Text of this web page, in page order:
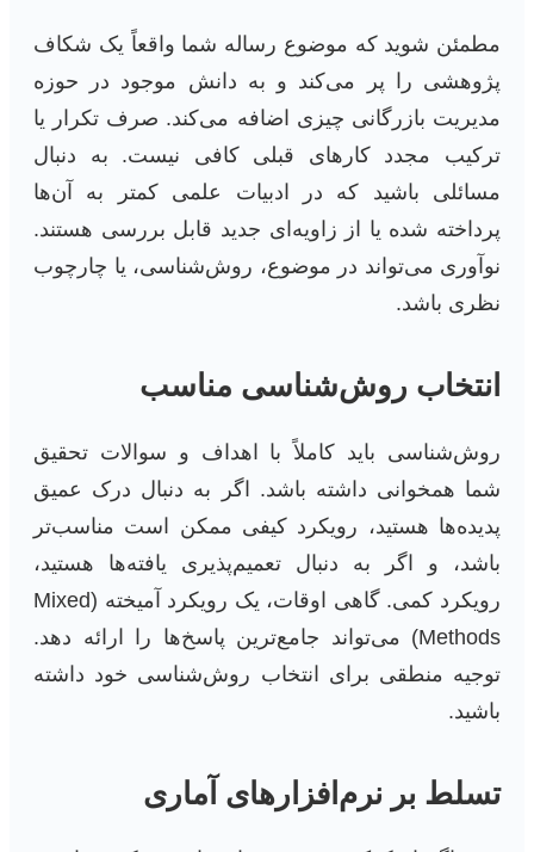
مطمئن شوید که موضوع رساله شما واقعاً یک شکاف
پژوهشی را پر می‌کند و به دانش موجود در حوزه
مدیریت بازرگانی چیزی اضافه می‌کند. صرف تکرار یا
ترکیب مجدد کارهای قبلی کافی نیست. به دنبال
مسائلی باشید که در ادبیات علمی کمتر به آن‌ها
پرداخته شده یا از زاویه‌ای جدید قابل بررسی هستند.
نوآوری می‌تواند در موضوع، روش‌شناسی، یا چارچوب
نظری باشد.
انتخاب روش‌شناسی مناسب
روش‌شناسی باید کاملاً با اهداف و سوالات تحقیق
شما همخوانی داشته باشد. اگر به دنبال درک عمیق
پدیده‌ها هستید، رویکرد کیفی ممکن است مناسب‌تر
باشد، و اگر به دنبال تعمیم‌پذیری یافته‌ها هستید،
رویکرد کمی. گاهی اوقات، یک رویکرد آمیخته (Mixed
Methods) می‌تواند جامع‌ترین پاسخ‌ها را ارائه دهد.
توجیه منطقی برای انتخاب روش‌شناسی خود داشته
باشید.
تسلط بر نرم‌افزارهای آماری